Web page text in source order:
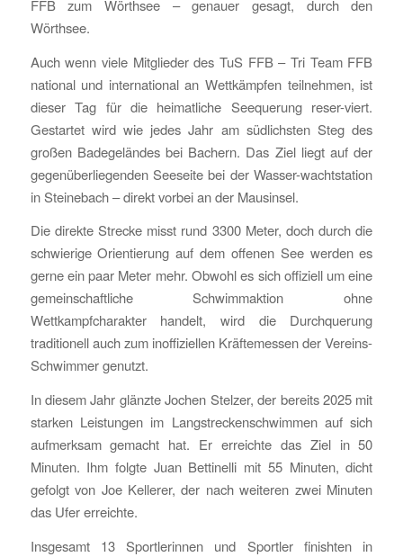
FFB zum Wörthsee – genauer gesagt, durch den
Wörthsee.
Auch wenn viele Mitglieder des TuS FFB – Tri Team FFB
national und international an Wettkämpfen teilnehmen, ist
dieser Tag für die heimatliche Seequerung reser-viert.
Gestartet wird wie jedes Jahr am südlichsten Steg des
großen Badegeländes bei Bachern. Das Ziel liegt auf der
gegenüberliegenden Seeseite bei der Wasser-wachtstation
in Steinebach – direkt vorbei an der Mausinsel.
Die direkte Strecke misst rund 3300 Meter, doch durch die
schwierige Orientierung auf dem offenen See werden es
gerne ein paar Meter mehr. Obwohl es sich offiziell um eine
gemeinschaftliche Schwimmaktion ohne
Wettkampfcharakter handelt, wird die Durchquerung
traditionell auch zum inoffiziellen Kräftemessen der Vereins-
Schwimmer genutzt.
In diesem Jahr glänzte Jochen Stelzer, der bereits 2025 mit
starken Leistungen im Langstreckenschwimmen auf sich
aufmerksam gemacht hat. Er erreichte das Ziel in 50
Minuten. Ihm folgte Juan Bettinelli mit 55 Minuten, dicht
gefolgt von Joe Kellerer, der nach weiteren zwei Minuten
das Ufer erreichte.
Insgesamt 13 Sportlerinnen und Sportler finishten in